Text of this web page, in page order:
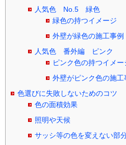
人気色 No.5 緑色
緑色の持つイメージ
外壁が緑色の施工事例
人気色 番外編 ピンク
ピンク色の持つイメー
外壁がピンク色の施工
色選びに失敗しないためのコツ
色の面積効果
照明や天候
サッシ等の色を変えない部